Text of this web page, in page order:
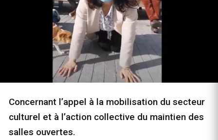
Concernant l’appel à la mobilisation du secteur
culturel et à l’action collective du maintien des
salles ouvertes.